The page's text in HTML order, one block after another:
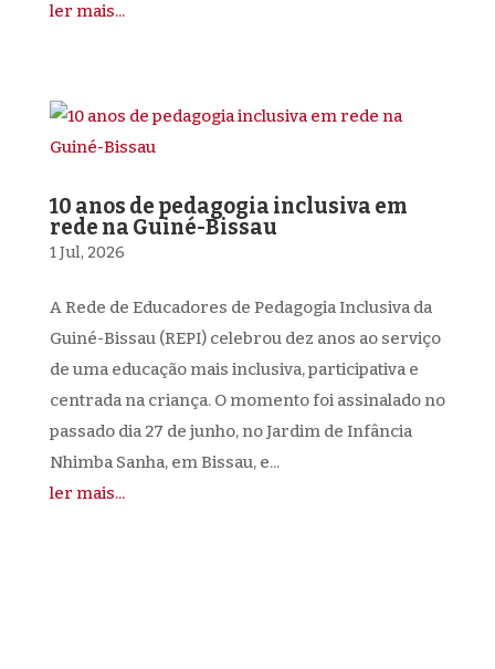
ler mais...
10 anos de pedagogia inclusiva em
rede na Guiné-Bissau
1 Jul, 2026
A Rede de Educadores de Pedagogia Inclusiva da
Guiné-Bissau (REPI) celebrou dez anos ao serviço
de uma educação mais inclusiva, participativa e
centrada na criança. O momento foi assinalado no
passado dia 27 de junho, no Jardim de Infância
Nhimba Sanha, em Bissau, e...
ler mais...